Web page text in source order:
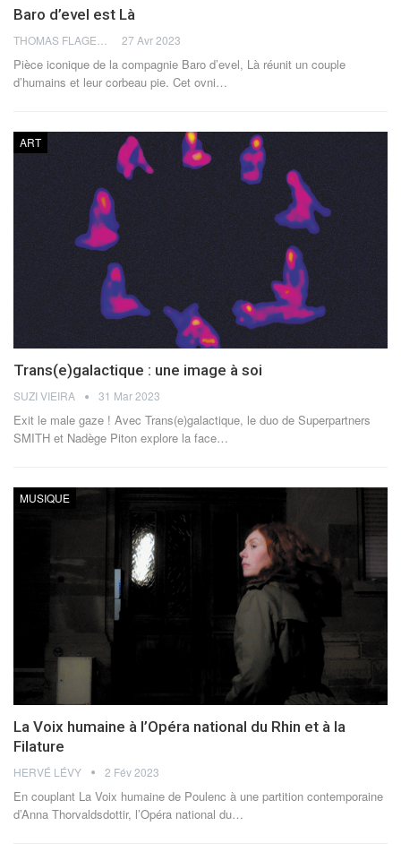
Baro d’evel est Là
27 Avr 2023
Pièce iconique de la compagnie Baro d’evel, Là réunit un couple
d’humains et leur corbeau pie. Cet ovni…
ART
Trans(e)galactique : une image à soi
SUZI VIEIRA 31 Mar 2023
Exit le male gaze ! Avec Trans(e)galactique, le duo de Superpartners
SMITH et Nadège Piton explore la face…
MUSIQUE
La Voix humaine à l’Opéra national du Rhin et à la
Filature
HERVÉ LÉVY 2 Fév 2023
En couplant La Voix humaine de Poulenc à une partition contemporaine
d’Anna Thorvaldsdottir, l’Opéra national du…